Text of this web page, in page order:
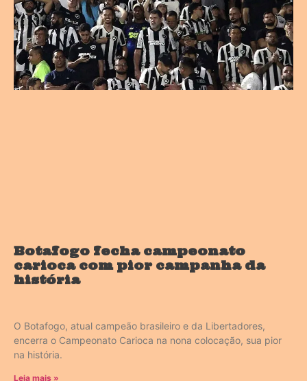
Botafogo fecha campeonato
carioca com pior campanha da
história
O Botafogo, atual campeão brasileiro e da Libertadores,
encerra o Campeonato Carioca na nona colocação, sua pior
na história.
Leia mais »